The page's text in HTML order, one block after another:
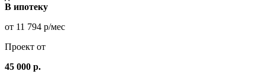
В ипотеку
от 11 794 р/мес
Проект от
45 000 р.